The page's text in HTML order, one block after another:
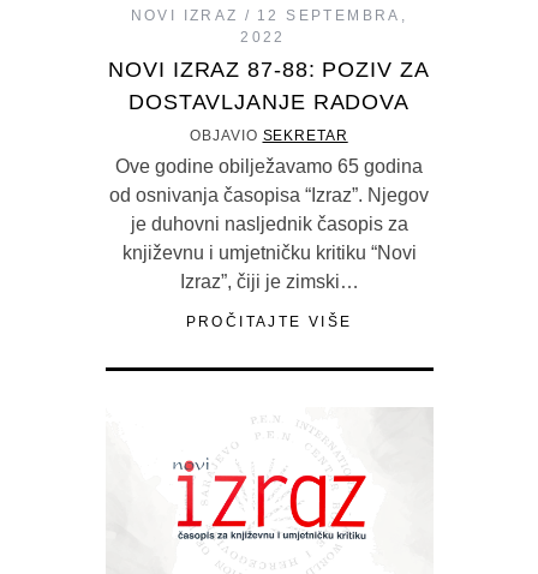
NOVI IZRAZ
12 SEPTEMBRA,
2022
NOVI IZRAZ 87-88: POZIV ZA
DOSTAVLJANJE RADOVA
OBJAVIO SEKRETAR
Ove godine obilježavamo 65 godina
od osnivanja časopisa “Izraz”. Njegov
je duhovni nasljednik časopis za
književnu i umjetničku kritiku “Novi
Izraz”, čiji je zimski…
PROČITAJTE VIŠE